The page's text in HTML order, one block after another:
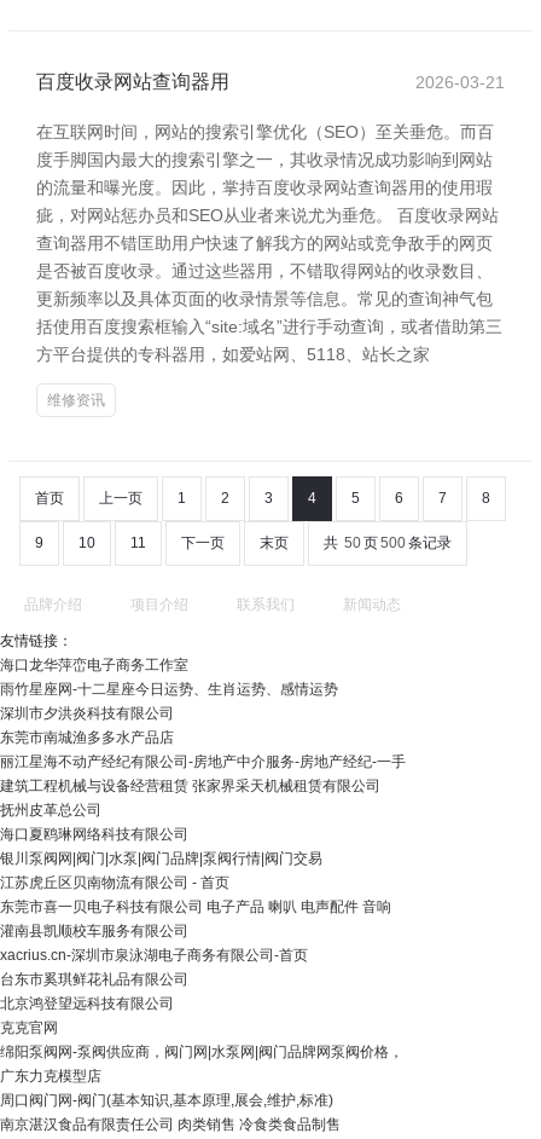
百度收录网站查询器用 2026-03-21
在互联网时间，网站的搜索引擎优化（SEO）至关垂危。而百
度手脚国内最大的搜索引擎之一，其收录情况成功影响到网站
的流量和曝光度。因此，掌持百度收录网站查询器用的使用瑕
疵，对网站惩办员和SEO从业者来说尤为垂危。 百度收录网站
查询器用不错匡助用户快速了解我方的网站或竞争敌手的网页
是否被百度收录。通过这些器用，不错取得网站的收录数目、
更新频率以及具体页面的收录情景等信息。常见的查询神气包
括使用百度搜索框输入“site:域名”进行手动查询，或者借助第三
方平台提供的专科器用，如爱站网、5118、站长之家
维修资讯
首页 上一页 1 2 3 4 5 6 7 8
9 10 11 下一页 末页 共 50页500条记录
品牌介绍 项目介绍 联系我们 新闻动态
友情链接：
海口龙华萍峦电子商务工作室
雨竹星座网-十二星座今日运势、生肖运势、感情运势
深圳市夕洪炎科技有限公司
东莞市南城渔多多水产品店
丽江星海不动产经纪有限公司-房地产中介服务-房地产经纪-一手
建筑工程机械与设备经营租赁 张家界采天机械租赁有限公司
抚州皮革总公司
海口夏鸥琳网络科技有限公司
银川泵阀网|阀门|水泵|阀门品牌|泵阀行情|阀门交易
江苏虎丘区贝南物流有限公司 - 首页
东莞市喜一贝电子科技有限公司 电子产品 喇叭 电声配件 音响
灌南县凯顺校车服务有限公司
xacrius.cn-深圳市泉泳湖电子商务有限公司-首页
台东市奚琪鲜花礼品有限公司
北京鸿登望远科技有限公司
克克官网
绵阳泵阀网-泵阀供应商，阀门网|水泵网|阀门品牌网泵阀价格，
广东力克模型店
周口阀门网-阀门(基本知识,基本原理,展会,维护,标准)
南京湛汉食品有限责任公司 肉类销售 冷食类食品制售